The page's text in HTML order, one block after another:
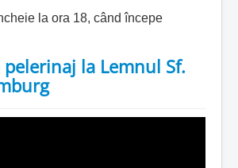
la ora 18, când începe
la Lemnul Sf.